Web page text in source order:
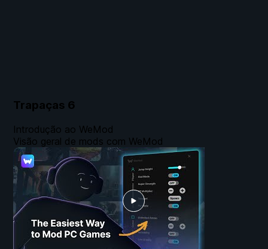
Trapaças 6
Introdução ao WeMod
Visão geral de mods com WeMod